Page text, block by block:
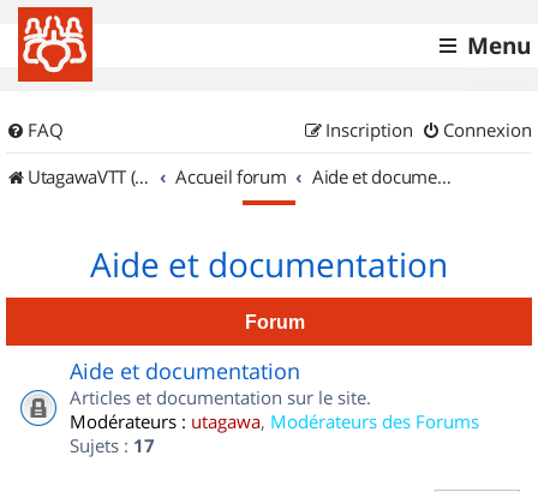
Menu
FAQ Connexion
Inscription
UtagawaVTT (Randos VTT et VTTAE avec traces GPS)
Accueil forum Aide et documentation
Aide et documentation
Forum
Aide et documentation
Articles et documentation sur le site.
Modérateurs : utagawa, Modérateurs des Forums
Sujets : 17